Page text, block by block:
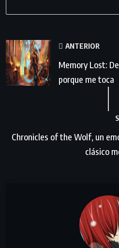
ANTERIOR
Memory Lost:
porque me toca
Chronicles of the Wolf, un
clásico